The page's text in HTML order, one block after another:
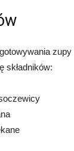
składników: